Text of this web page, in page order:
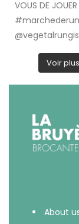
Voir plus
About